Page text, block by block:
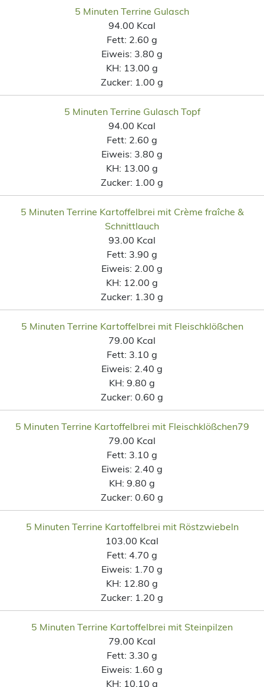
5 Minuten Terrine Gulasch
94.00 Kcal
Fett: 2.60 g
Eiweis: 3.80 g
KH: 13.00 g
Zucker: 1.00 g
5 Minuten Terrine Gulasch Topf
94.00 Kcal
Fett: 2.60 g
Eiweis: 3.80 g
KH: 13.00 g
Zucker: 1.00 g
5 Minuten Terrine Kartoffelbrei mit Crème fraîche &
Schnittlauch
93.00 Kcal
Fett: 3.90 g
Eiweis: 2.00 g
KH: 12.00 g
Zucker: 1.30 g
5 Minuten Terrine Kartoffelbrei mit Fleischklößchen
79.00 Kcal
Fett: 3.10 g
Eiweis: 2.40 g
KH: 9.80 g
Zucker: 0.60 g
5 Minuten Terrine Kartoffelbrei mit Fleischklößchen79
79.00 Kcal
Fett: 3.10 g
Eiweis: 2.40 g
KH: 9.80 g
Zucker: 0.60 g
5 Minuten Terrine Kartoffelbrei mit Röstzwiebeln
103.00 Kcal
Fett: 4.70 g
Eiweis: 1.70 g
KH: 12.80 g
Zucker: 1.20 g
5 Minuten Terrine Kartoffelbrei mit Steinpilzen
79.00 Kcal
Fett: 3.30 g
Eiweis: 1.60 g
KH: 10.10 g